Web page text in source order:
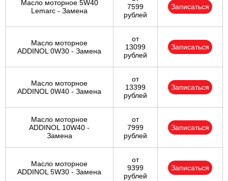
Масло моторное 5W40
Lemarc - Замена
7599
рублей
Записаться
Масло моторное
ADDINOL 0W30 - Замена
от
13099
рублей
Записаться
Масло моторное
ADDINOL 0W40 - Замена
от
13399
рублей
Записаться
Масло моторное
ADDINOL 10W40 -
Замена
от
7999
рублей
Записаться
Масло моторное
ADDINOL 5W30 - Замена
от
9399
рублей
Записаться